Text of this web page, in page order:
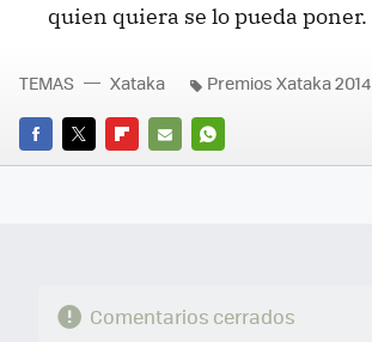
quien quiera se lo pueda poner.
FACEBOOK
TWITTERFLIPBOARD
E-
WHATSAPP
TEMAS Xataka Premios Xataka 2014
Comentarios cerrados